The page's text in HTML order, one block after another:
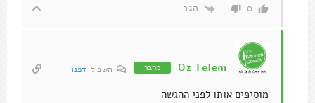
0 הגב
Oz Telem מחבר השב ל דפנו
מוסיפים אותו לפני ההגשה